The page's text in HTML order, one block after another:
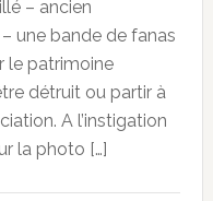
– ancien
une bande de fanas
le patrimoine
détruit ou partir à
A l’instigation
la photo […]